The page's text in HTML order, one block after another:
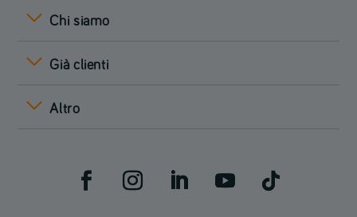
Chi siamo
Già clienti
Altro